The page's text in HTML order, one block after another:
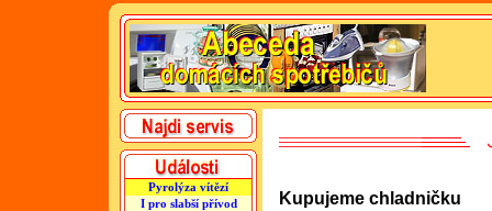
Pyrolýza vítězí
I pro slabší přívod
Kupujeme chladničku